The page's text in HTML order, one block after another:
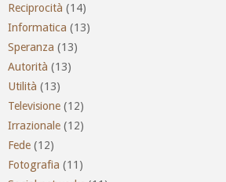
Reciprocità (14)
Informatica (13)
Speranza (13)
Autorità (13)
Utilità (13)
Televisione (12)
Irrazionale (12)
Fede (12)
Fotografia (11)